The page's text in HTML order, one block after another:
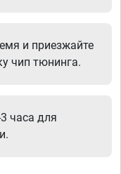
и приезжайте
чип тюнинга.
часа для